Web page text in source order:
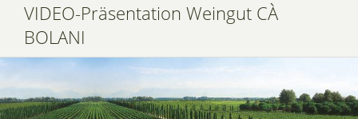
VIDEO-Präsentation Weingut CÀ
BOLANI